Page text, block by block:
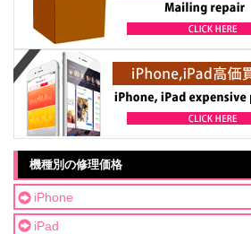
機種別の修理価格
iPhone
iPad